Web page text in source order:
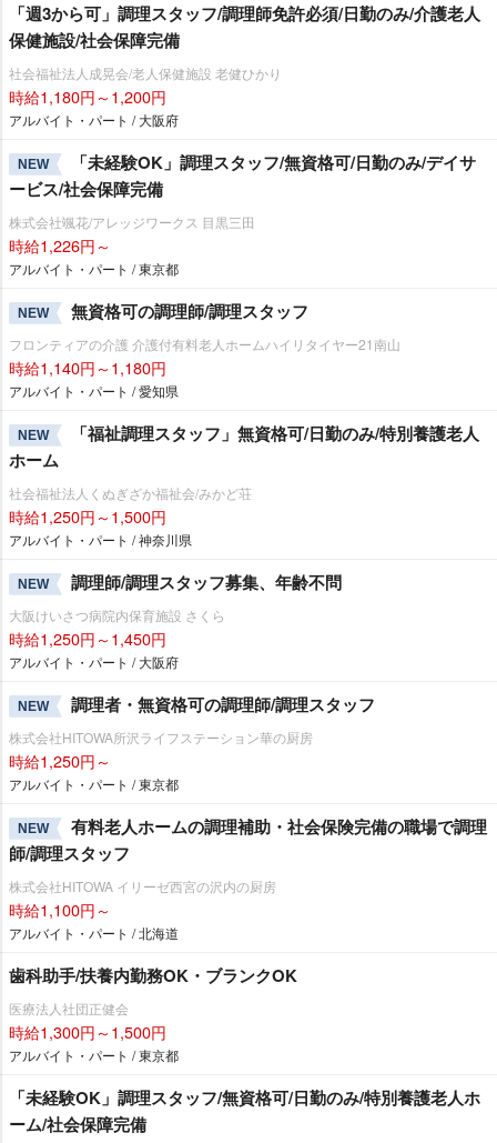
「週3から可」調理スタッフ/調理師免許必須/日勤のみ/介護老人
保健施設/社会保障完備
社会福祉法人成晃会/老人保健施設 老健ひかり
時給1,180円～1,200円
アルバイト・パート / 大阪府
NEW
「未経験OK」調理スタッフ/無資格可/日勤のみ/デイサ
ービス/社会保障完備
株式会社颯花/アレッジワークス 目黒三田
時給1,226円～
アルバイト・パート / 東京都
NEW 無資格可の調理師/調理スタッフ
フロンティアの介護 介護付有料老人ホームハイリタイヤー21南山
時給1,140円～1,180円
アルバイト・パート / 愛知県
NEW
「福祉調理スタッフ」無資格可/日勤のみ/特別養護老人
ホーム
社会福祉法人くぬぎざか福祉会/みかど荘
時給1,250円～1,500円
アルバイト・パート / 神奈川県
NEW 調理師/調理スタッフ募集、年齢不問
大阪けいさつ病院内保育施設 さくら
時給1,250円～1,450円
アルバイト・パート / 大阪府
NEW 調理者・無資格可の調理師/調理スタッフ
株式会社HITOWA所沢ライフステーション華の厨房
時給1,250円～
アルバイト・パート / 東京都
NEW
有料老人ホームの調理補助・社会保険完備の職場で調理
師/調理スタッフ
株式会社HITOWA イリーゼ西宮の沢内の厨房
時給1,100円～
アルバイト・パート / 北海道
歯科助手/扶養内勤務OK・ブランクOK
医療法人社団正健会
時給1,300円～1,500円
アルバイト・パート / 東京都
「未経験OK」調理スタッフ/無資格可/日勤のみ/特別養護老人ホ
ーム/社会保障完備